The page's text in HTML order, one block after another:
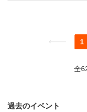
1
全
過去のイベント